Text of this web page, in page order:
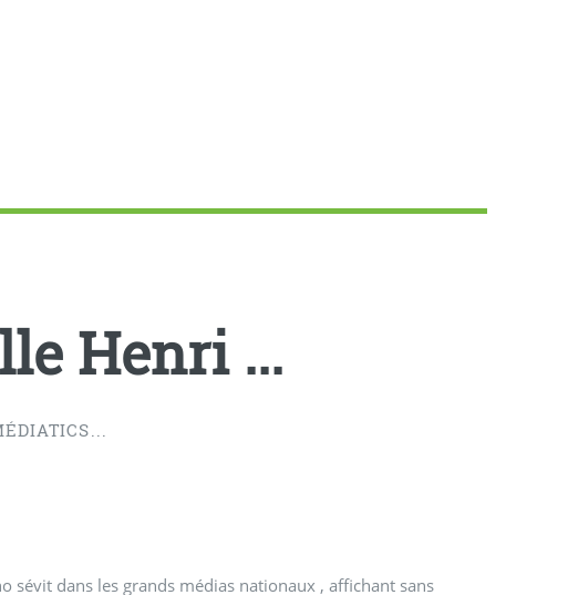
Henri ...
sévit dans les grands médias nationaux , affichant sans